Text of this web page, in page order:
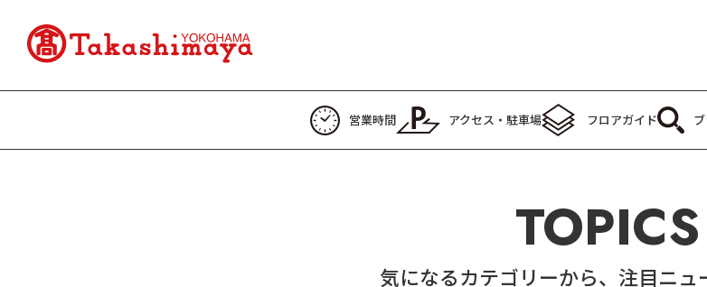
営業時間 アクセス・駐車場 フロアガイド
TOPICS
気になるカテゴリーから、注目ニュ